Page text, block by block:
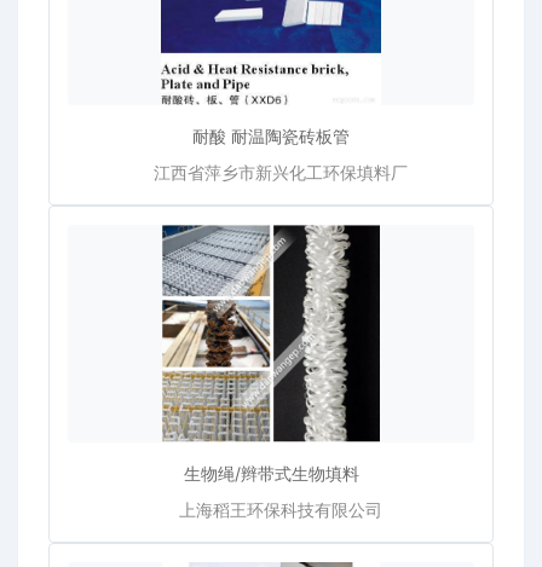
耐酸 耐温陶瓷砖板管
江西省萍乡市新兴化工环保填料厂
生物绳/辫带式生物填料
上海稻王环保科技有限公司